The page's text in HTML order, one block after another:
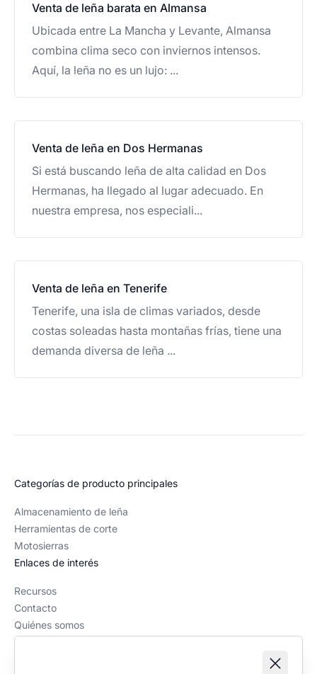
Venta de leña barata en Almansa
Ubicada entre La Mancha y Levante, Almansa
combina clima seco con inviernos intensos.
Aquí, la leña no es un lujo: ...
Venta de leña en Dos Hermanas
Si está buscando leña de alta calidad en Dos
Hermanas, ha llegado al lugar adecuado. En
nuestra empresa, nos especiali...
Venta de leña en Tenerife
Tenerife, una isla de climas variados, desde
costas soleadas hasta montañas frías, tiene una
demanda diversa de leña ...
Categorías de producto principales
Almacenamiento de leña
Herramientas de corte
Motosierras
Enlaces de interés
Recursos
Contacto
Quiénes somos
Política editorial